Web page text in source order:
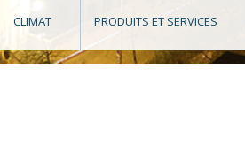
CLIMAT PRODUITS ET SERVICES